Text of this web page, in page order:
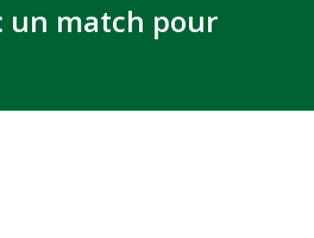
un match pour